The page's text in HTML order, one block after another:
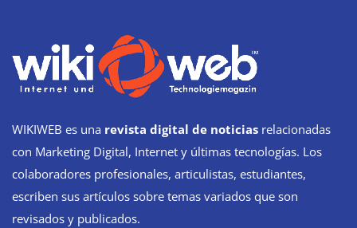
WIKIWEB es una revista digital de noticias relacionadas
con Marketing Digital, Internet y últimas tecnologías. Los
colaboradores profesionales, articulistas, estudiantes,
escriben sus artículos sobre temas variados que son
revisados y publicados.